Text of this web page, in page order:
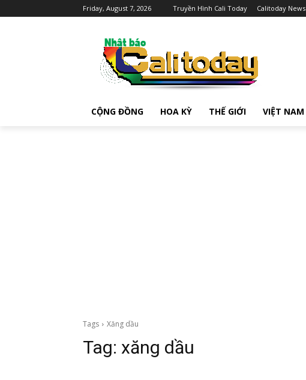
Friday, August 7, 2026 Truyền Hình Cali Today Calitoday News
CỘNG ĐỒNG HOA KỲ THẾ GIỚI VIỆT NAM
Tags Xăng dầu
Tag: xăng dầu